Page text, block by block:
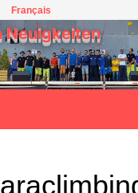
Français
Neuigkeiten